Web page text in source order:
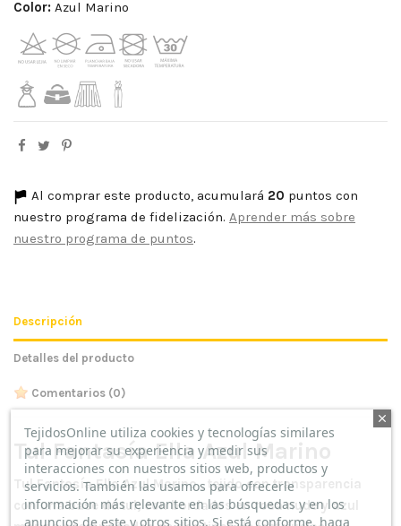
Color: Azul Marino
Al comprar este producto, acumulará 20 puntos con
nuestro programa de fidelización. Aprender más sobre
nuestro programa de puntos.
Descripción
Detalles del producto
Comentarios (0)
Tul Fantasía Ella Azul Marino
Tul Fantasía Ella Azul Marino , tejido con transparencia
con una base de tul, con bordados en rosa nude y azul
TejidosOnline utiliza cookies y tecnologías similares
para mejorar su experiencia y medir sus
interacciones con nuestros sitios web, productos y
servicios. También las usamos para ofrecerle
información más relevante en las búsquedas y en los
anuncios de este y otros sitios. Si está conforme, haga